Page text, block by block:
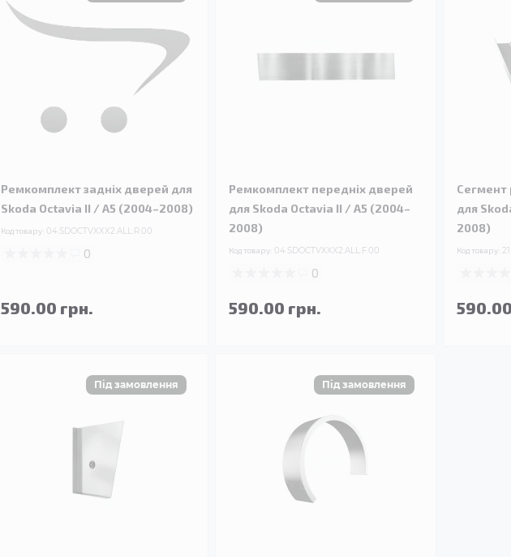
Ремкомплект задніх дверей для
Skoda Octavia II / A5 (2004–2008)
Код товару: 04.SDOCTVXXX2.ALL.R.00
0
590.00 грн.
Ремкомплект передніх дверей
для Skoda Octavia II / A5 (2004–
2008)
Код товару: 04.SDOCTVXXX2.ALL.F.00
0
590.00 грн.
Сегмент
для
2008)
Код товару: